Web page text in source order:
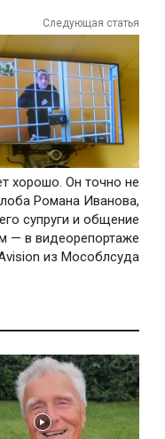
Следующая статья
хорошо. Он точно не
Романа Иванова,
супруги и общение
— в видеорепортаже
из Мособлсуда